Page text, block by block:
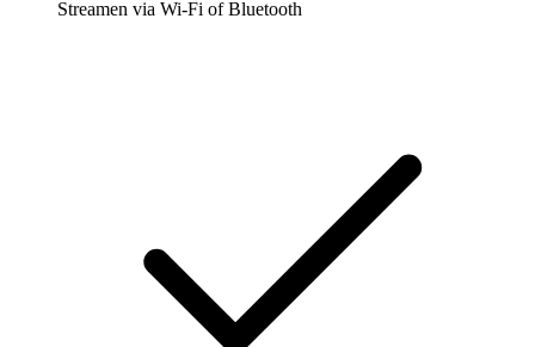
Streamen via Wi-Fi of Bluetooth